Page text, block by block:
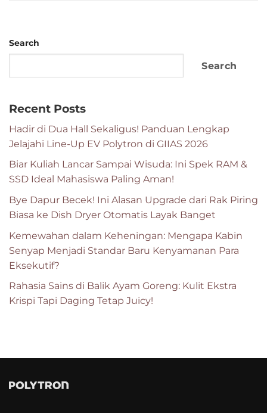
Search
Search
Recent Posts
Hadir di Dua Hall Sekaligus! Panduan Lengkap
Jelajahi Line-Up EV Polytron di GIIAS 2026
Biar Kuliah Lancar Sampai Wisuda: Ini Spek RAM &
SSD Ideal Mahasiswa Paling Aman!
Bye Dapur Becek! Ini Alasan Upgrade dari Rak Piring
Biasa ke Dish Dryer Otomatis Layak Banget
Kemewahan dalam Keheningan: Mengapa Kabin
Senyap Menjadi Standar Baru Kenyamanan Para
Eksekutif?
Rahasia Sains di Balik Ayam Goreng: Kulit Ekstra
Krispi Tapi Daging Tetap Juicy!